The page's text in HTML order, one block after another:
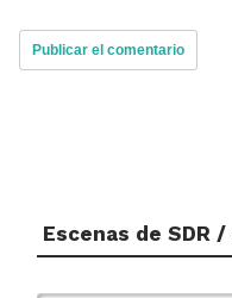
Escenas de SDR